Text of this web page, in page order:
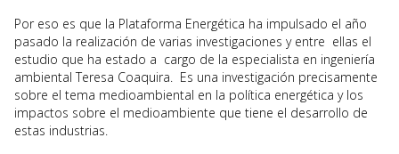
Por eso es que la Plataforma Energética ha impulsado el año
pasado la realización de varias investigaciones y entre ellas el
estudio que ha estado a cargo de la especialista en ingeniería
ambiental Teresa Coaquira. Es una investigación precisamente
sobre el tema medioambiental en la política energética y los
impactos sobre el medioambiente que tiene el desarrollo de
estas industrias.